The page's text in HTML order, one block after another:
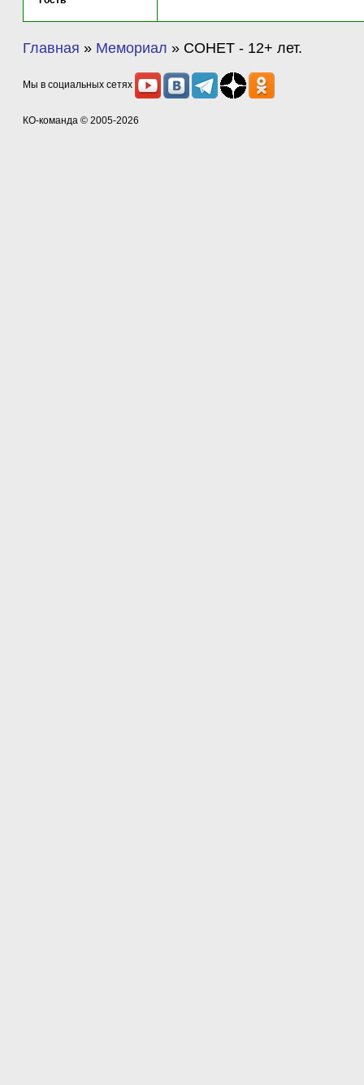
Главная » Мемориал » СОНЕТ - 12+ лет.
Мы в социальных сетях
КО-команда © 2005-2026